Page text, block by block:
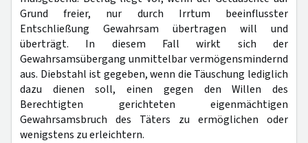
Grund freier, nur durch Irrtum beeinflusster
Entschließung Gewahrsam übertragen will und
überträgt. In diesem Fall wirkt sich der
Gewahrsamsübergang unmittelbar vermögensmindernd
aus. Diebstahl ist gegeben, wenn die Täuschung lediglich
dazu dienen soll, einen gegen den Willen des
Berechtigten gerichteten eigenmächtigen
Gewahrsamsbruch des Täters zu ermöglichen oder
wenigstens zu erleichtern.